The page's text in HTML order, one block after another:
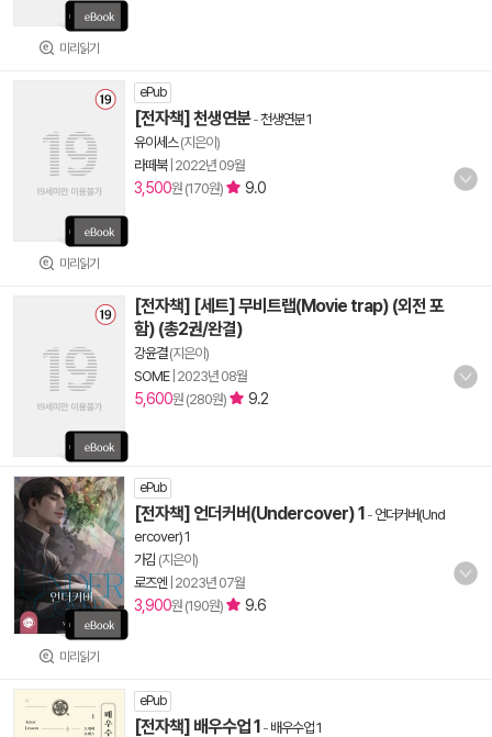
미리읽기
미리읽기
ePub
[전자책] 천생연분-천생연분 1
유이세스(지은이)
라떼북| 2022년 09월
3,500원 (170원) 9.0
[전자책] [세트] 무비트랩(Movie trap) (외전 포
함) (총2권/완결)
강윤결(지은이)
SOME| 2023년 08월
5,600원 (280원) 9.2
미리읽기
ePub
[전자책] 언더커버(Undercover) 1 - 언더커버(Und
ercover) 1
가김 (지은이)
로즈엔 2023년 07월
3,900원 (190원) 9.6
ePub
[전자책] 배우수업 1 - 배우수업 1